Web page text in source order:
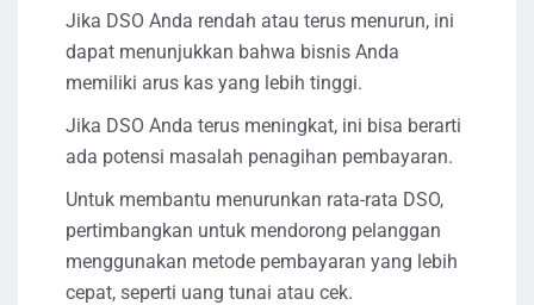
Jika DSO Anda rendah atau terus menurun, ini
dapat menunjukkan bahwa bisnis Anda
memiliki arus kas yang lebih tinggi.
Jika DSO Anda terus meningkat, ini bisa berarti
ada potensi masalah penagihan pembayaran.
Untuk membantu menurunkan rata-rata DSO,
pertimbangkan untuk mendorong pelanggan
menggunakan metode pembayaran yang lebih
cepat, seperti uang tunai atau cek.